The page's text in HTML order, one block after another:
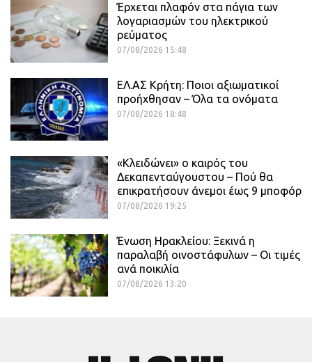
Έρχεται πλαφόν στα πάγια των
λογαριασμών του ηλεκτρικού
ρεύματος
07/08/2026 15:48
ΕΛ.ΑΣ Κρήτη: Ποιοι αξιωματικοί
προήχθησαν – Όλα τα ονόματα
07/08/2026 18:48
«Κλειδώνει» ο καιρός του
Δεκαπενταύγουστου – Πού θα
επικρατήσουν άνεμοι έως 9 μποφόρ
07/08/2026 19:25
Ένωση Ηρακλείου: Ξεκινά η
παραλαβή οινοστάφυλων – Οι τιμές
ανά ποικιλία
07/08/2026 13:20